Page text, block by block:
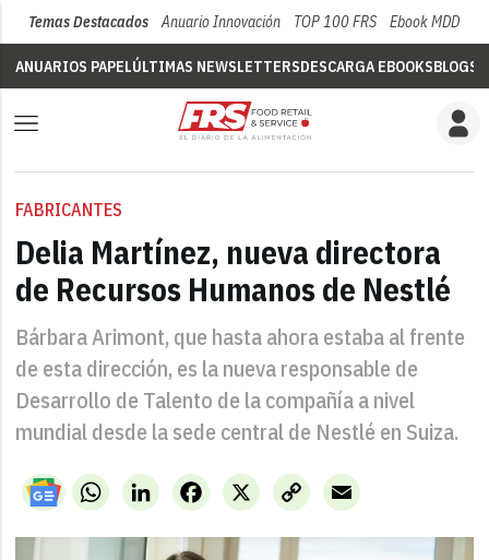
Temas Destacados Anuario Innovación TOP 100 FRS Ebook MDD
ANUARIOS PAPELÚLTIMAS NEWSLETTERSDESCARGA EBOOKSBLOGS
FABRICANTES
Delia Martínez, nueva directora
de Recursos Humanos de Nestlé
Bárbara Arimont, que hasta ahora estaba al frente
de esta dirección, es la nueva responsable de
Desarrollo de Talento de la compañía a nivel
mundial desde la sede central de Nestlé en Suiza.
WhatsAppLinkedIn X
Facebook
Copy
Link
Email